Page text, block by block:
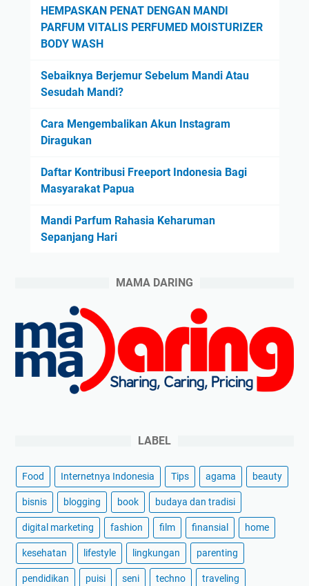
HEMPASKAN PENAT DENGAN MANDI
PARFUM VITALIS PERFUMED MOISTURIZER
BODY WASH
Sebaiknya Berjemur Sebelum Mandi Atau
Sesudah Mandi?
Cara Mengembalikan Akun Instagram
Diragukan
Daftar Kontribusi Freeport Indonesia Bagi
Masyarakat Papua
Mandi Parfum Rahasia Keharuman
Sepanjang Hari
MAMA DARING
LABEL
Food Internetnya Indonesia Tips agama beauty
bisnis blogging book budaya dan tradisi
digital marketing fashion film finansial home
kesehatan lifestyle lingkungan parenting
pendidikan puisi seni techno traveling